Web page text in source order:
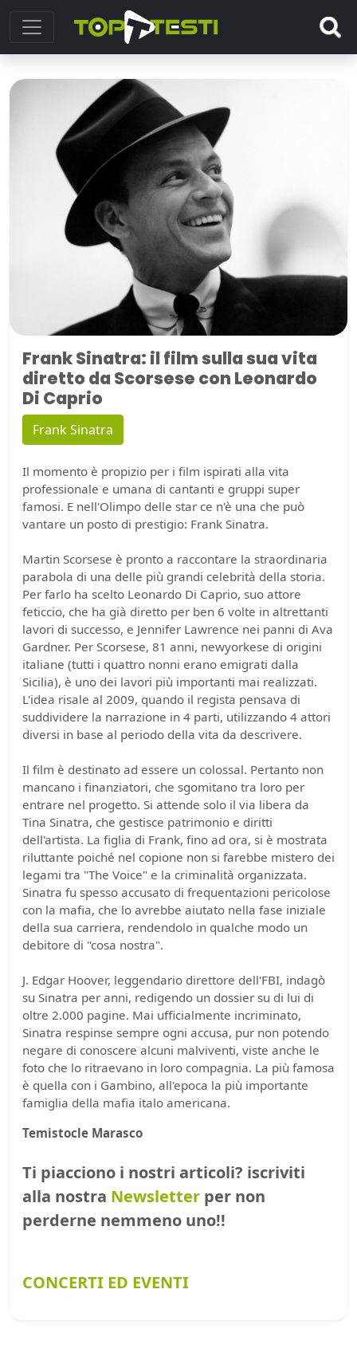
Frank Sinatra: il film sulla sua vita
diretto da Scorsese con Leonardo
Di Caprio
Frank Sinatra
Il momento è propizio per i film ispirati alla vita
professionale e umana di cantanti e gruppi super
famosi. E nell'Olimpo delle star ce n'è una che può
vantare un posto di prestigio: Frank Sinatra.
Martin Scorsese è pronto a raccontare la straordinaria
parabola di una delle più grandi celebrità della storia.
Per farlo ha scelto Leonardo Di Caprio, suo attore
feticcio, che ha già diretto per ben 6 volte in altrettanti
lavori di successo, e Jennifer Lawrence nei panni di Ava
Gardner. Per Scorsese, 81 anni, newyorkese di origini
italiane (tutti i quattro nonni erano emigrati dalla
Sicilia), è uno dei lavori più importanti mai realizzati.
L'idea risale al 2009, quando il regista pensava di
suddividere la narrazione in 4 parti, utilizzando 4 attori
diversi in base al periodo della vita da descrivere.
Il film è destinato ad essere un colossal. Pertanto non
mancano i finanziatori, che sgomitano tra loro per
entrare nel progetto. Si attende solo il via libera da
Tina Sinatra, che gestisce patrimonio e diritti
dell'artista. La figlia di Frank, fino ad ora, si è mostrata
riluttante poiché nel copione non si farebbe mistero dei
legami tra "The Voice" e la criminalità organizzata.
Sinatra fu spesso accusato di frequentazioni pericolose
con la mafia, che lo avrebbe aiutato nella fase iniziale
della sua carriera, rendendolo in qualche modo un
debitore di "cosa nostra".
J. Edgar Hoover, leggendario direttore dell'FBI, indagò
su Sinatra per anni, redigendo un dossier su di lui di
oltre 2.000 pagine. Mai ufficialmente incriminato,
Sinatra respinse sempre ogni accusa, pur non potendo
negare di conoscere alcuni malviventi, viste anche le
foto che lo ritraevano in loro compagnia. La più famosa
è quella con i Gambino, all'epoca la più importante
famiglia della mafia italo americana.
Temistocle Marasco
Ti piacciono i nostri articoli? iscriviti
alla nostra Newsletter per non
perderne nemmeno uno!!
CONCERTI ED EVENTI